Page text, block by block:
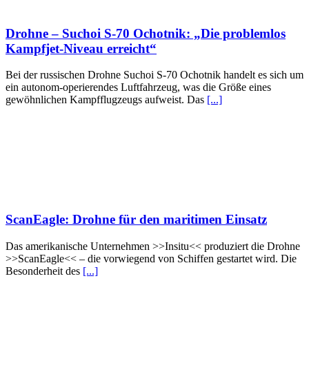
Drohne – Suchoi S-70 Ochotnik: „Die problemlos
Kampfjet-Niveau erreicht“
Bei der russischen Drohne Suchoi S-70 Ochotnik handelt es sich um
ein autonom-operierendes Luftfahrzeug, was die Größe eines
gewöhnlichen Kampfflugzeugs aufweist. Das [...]
ScanEagle: Drohne für den maritimen Einsatz
Das amerikanische Unternehmen >>Insitu<< produziert die Drohne
>>ScanEagle<< – die vorwiegend von Schiffen gestartet wird. Die
Besonderheit des [...]